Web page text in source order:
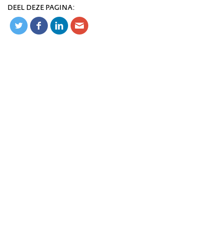
DEEL DEZE PAGINA: